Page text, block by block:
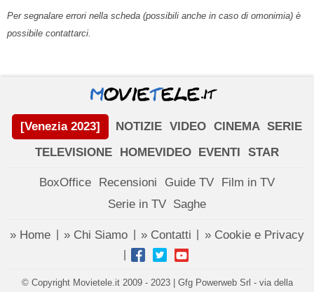
Per segnalare errori nella scheda (possibili anche in caso di omonimia) è
possibile contattarci.
[Venezia 2023] NOTIZIE VIDEO CINEMA SERIE
TELEVISIONE
HOMEVIDEO EVENTI STAR
BoxOffice Recensioni Guide TV
Film in TV
Serie in TV Saghe
» Home » Chi Siamo » Contatti » Cookie e Privacy
© Copyright Movietele.it 2009 - 2023 | Gfg Powerweb Srl - via della